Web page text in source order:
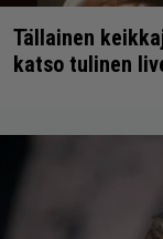
Tällainen
katso tulinen